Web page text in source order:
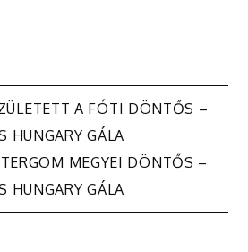
A FÓTI DÖNTŐS –
HUNGARY GÁLA
MEGYEI DÖNTŐS –
HUNGARY GÁLA